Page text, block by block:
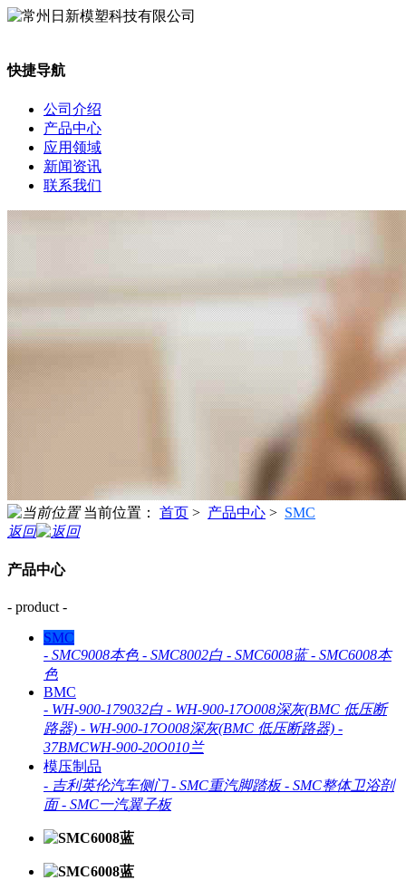
快捷导航
公司介绍
产品中心
应用领域
新闻资讯
联系我们
当前位置： 首页 > 产品中心 > SMC
返回
产品中心
- product -
SMC
- SMC9008本色 - SMC8002白 - SMC6008蓝 - SMC6008本
色
BMC
- WH-900-179032白 - WH-900-17O008深灰(BMC 低压断
路器) - WH-900-17O008深灰(BMC 低压断路器) -
37BMCWH-900-20O010兰
模压制品
- 吉利英伦汽车侧门 - SMC重汽脚踏板 - SMC整体卫浴剖
面 - SMC一汽翼子板